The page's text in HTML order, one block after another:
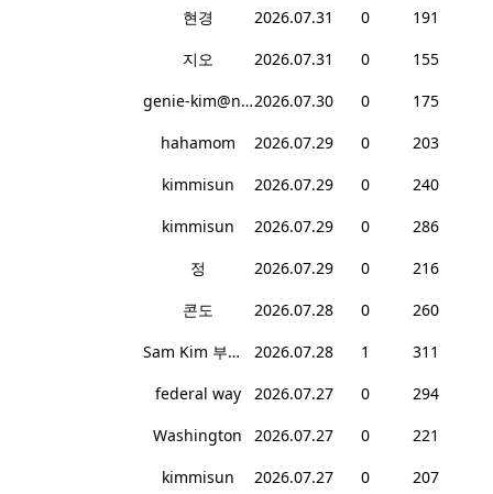
현경
2026.07.31 0
191
지오
2026.07.31 0
155
genie-kim@naver.com2026.07.30 0
175
hahamom
2026.07.29 0
203
kimmisun
2026.07.29 0
240
kimmisun
2026.07.29 0
286
정
2026.07.29 0
216
콘도
2026.07.28 0
260
Sam Kim 부동산
2026.07.28 1
311
federal way
2026.07.27 0
294
Washington
2026.07.27 0
221
kimmisun
2026.07.27 0
207